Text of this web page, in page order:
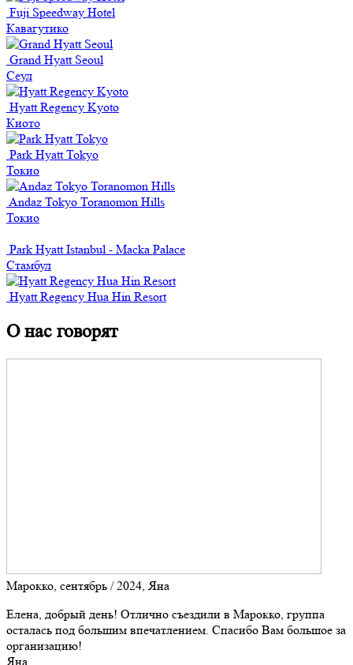
Fuji Speedway Hotel
Кавагутико
Grand Hyatt Seoul
Сеул
Hyatt Regency Kyoto
Киото
Park Hyatt Tokyo
Токио
Andaz Tokyo Toranomon Hills
Токио
Park Hyatt Istanbul - Macka Palace
Стамбул
Hyatt Regency Hua Hin Resort
О нас говорят
Марокко, сентябрь / 2024, Яна
Елена, добрый день! Отлично съездили в Марокко, группа
осталась под большим впечатлением. Спасибо Вам большое за
организацию!
Яна